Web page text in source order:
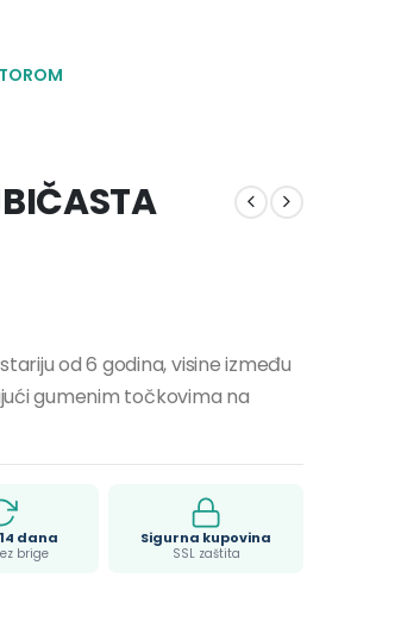
od 6 godina, visine između
gumenim točkovima na
dana
brige
Sigurna kupovina
SSL zaštita